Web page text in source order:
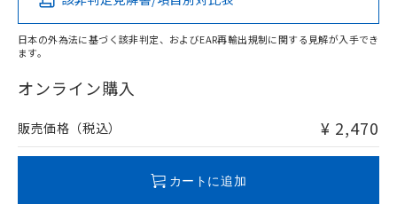
O
在庫等で未対応品が混在する可能性があります。
問い合わせください。
日本の外為法に基づく該非判定、およびEAR再輸出規制に関する見解が入手でき
ます。
オンライン購入
販売価格（税込） ¥ 2,470
カートに追加